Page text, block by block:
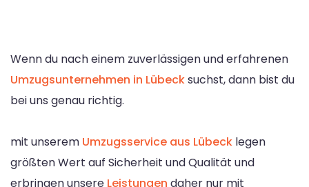
Wenn du nach einem zuverlässigen und erfahrenen
Umzugsunternehmen in Lübecksuchst, dann bist du
bei uns genau richtig.
mit unserem Umzugsservice aus Lübeck legen
größten Wert auf Sicherheit und Qualität und
erbringen unsere Leistungen daher nur mit